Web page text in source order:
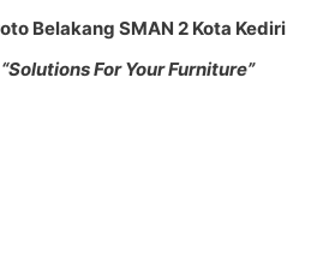
Belakang SMAN 2 Kota Kediri
For Your Furniture”